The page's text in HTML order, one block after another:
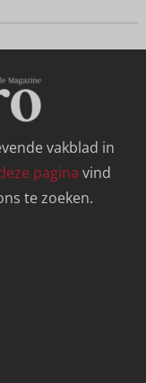
vakblad in
pagina vind
te zoeken.